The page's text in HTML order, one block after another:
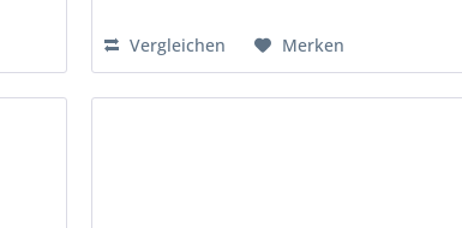
Vergleichen Merken